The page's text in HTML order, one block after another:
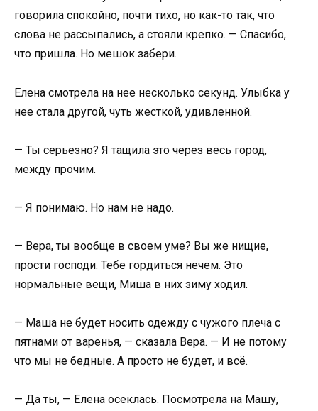
говорила спокойно, почти тихо, но как-то так, что
слова не рассыпались, а стояли крепко. — Спасибо,
что пришла. Но мешок забери.
Елена смотрела на нее несколько секунд. Улыбка у
нее стала другой, чуть жесткой, удивленной.
— Ты серьезно? Я тащила это через весь город,
между прочим.
— Я понимаю. Но нам не надо.
— Вера, ты вообще в своем уме? Вы же нищие,
прости господи. Тебе гордиться нечем. Это
нормальные вещи, Миша в них зиму ходил.
— Маша не будет носить одежду с чужого плеча с
пятнами от варенья, — сказала Вера. — И не потому
что мы не бедные. А просто не будет, и всё.
— Да ты, — Елена осеклась. Посмотрела на Машу,